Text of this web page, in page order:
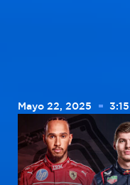
Mayo 22, 2025